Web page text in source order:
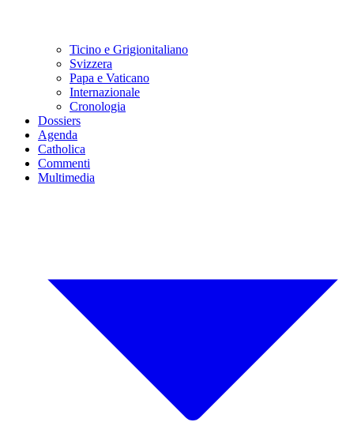
Ticino e Grigionitaliano
Svizzera
Papa e Vaticano
Internazionale
Cronologia
Dossiers
Agenda
Catholica
Commenti
Multimedia